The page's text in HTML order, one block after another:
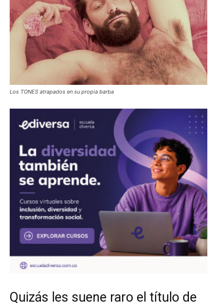
Los TONES atrapados en su propia barba
Quizás les suene raro el título de